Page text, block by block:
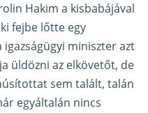
Hakim a kisbabájával
fejbe lőtte egy
miniszter azt
üldözni az elkövetőt, de
sem talált, talán
egyáltalán nincs